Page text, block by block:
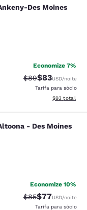
Des
Des Moines
Bom. 971 avaliações
Economize 7%
Tarifa anterior
$89Tarifa com
$83USD/noite
Tarifa para sócio
Exibir
$93 total
- Des
- Des Moines
Bom. 811 avaliações
Economize 10%
Tarifa anterior
$85Tarifa com
$77USD/noite
Tarifa para sócio